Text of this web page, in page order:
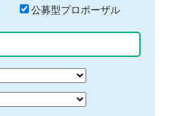
公募型プロポーザル